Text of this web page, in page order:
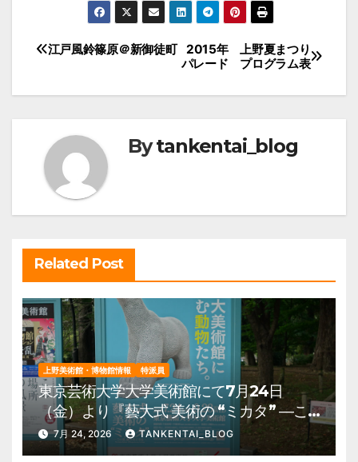
投
ナ
ゲ
ー
シ
ョ
ン
2015年 上野夏まつり
パレード プログラム表
江戸風鈴篠原＠新御徒町
Bytankentai_blog
Related Post
上野美術館・博物館情報 特派員
東京芸術大学大学美術館にて7月24日
（金）より『藝大式 美術の “ミカタ” ―こ
の夏、藝大生になる―』を開催。 上野公
園 美術館・博物館 混雑情報他
7月 24, 2026 TANKENTAI_BLOG